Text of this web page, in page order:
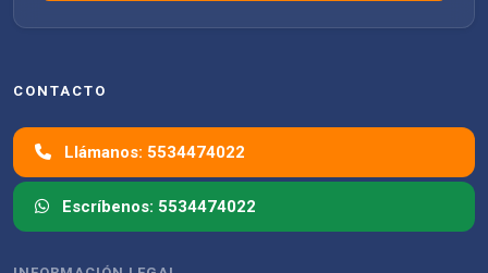
CONTACTO
Llámanos: 5534474022
Escríbenos: 5534474022